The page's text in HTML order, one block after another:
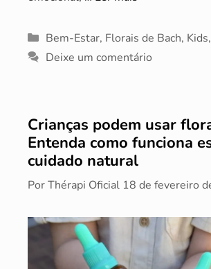
Categorias
Bem-Estar, Florais de Bach, Kids,
Deixe um comentário
Crianças podem usar
Entenda como funciona
cuidado natural
PorThérapi Oficial 18 de fevereiro